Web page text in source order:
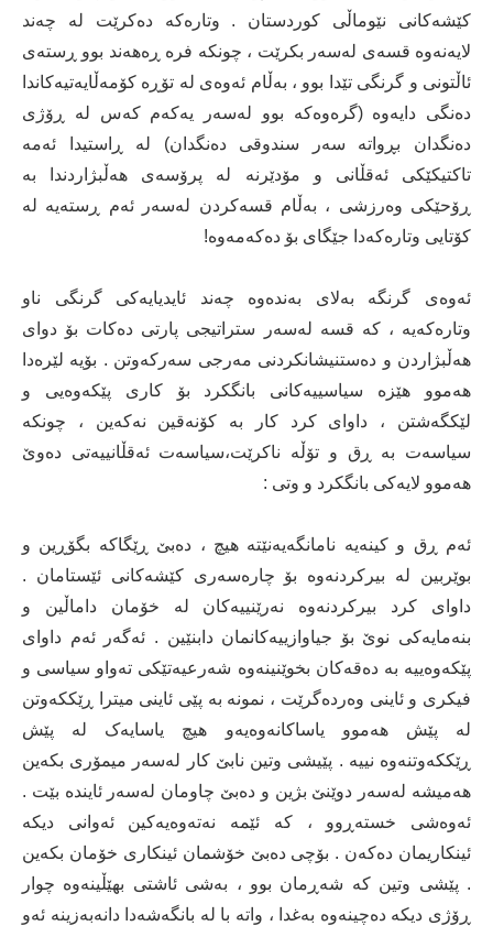
کێشەکانی نێوماڵی کوردستان . وتارەکە دەکرێت لە چەند
لایەنەوە قسەی لەسەر بکرێت ، چونکە فرە ڕەهەند بوو ڕستەی
ئاڵتونی و گرنگی تێدا بوو ، بەڵام ئەوەی لە تۆڕە کۆمەڵایەتیەکاندا
دەنگی دایەوە (گرەوەکە بوو لەسەر یەکەم کەس لە ڕۆژی
دەنگدان بڕواتە سەر سندوقی دەنگدان) لە ڕاستیدا ئەمە
تاکتیکێکی ئەقڵانی و مۆدێرنە لە پرۆسەی هەڵبژاردندا بە
ڕۆحێکی وەرزشی ، بەڵام قسەکردن لەسەر ئەم ڕستەیە لە
کۆتایی وتارەکەدا جێگای بۆ دەکەمەوە!
ئەوەی گرنگە بەلای بەندەوە چەند ئایدیایەکی گرنگی ناو
وتارەکەیە ، کە قسە لەسەر ستراتیجی پارتی دەکات بۆ دوای
هەڵبژاردن و دەستنیشانکردنی مەرجی سەرکەوتن . بۆیە لێرەدا
هەموو هێزە سیاسییەکانی بانگکرد بۆ کاری پێکەوەیی و
لێکگەشتن ، داوای کرد کار بە کۆنەقین نەکەین ، چونکە
سیاسەت بە ڕق و تۆڵە ناکرێت،سیاسەت ئەقڵانییەتی دەوێ
هەموو لایەکی بانگکرد و وتی :
ئەم ڕق و کینەیە نامانگەیەنێتە هیچ ، دەبێ ڕێگاکە بگۆڕین و
بوێربین لە بیرکردنەوە بۆ چارەسەری کێشەکانی ئێستامان .
داوای کرد بیرکردنەوە نەرێنییەکان لە خۆمان داماڵین و
بنەمایەکی نوێ بۆ جیاوازییەکانمان دابنێین . ئەگەر ئەم داوای
پێکەوەییە بە دەقەکان بخوێنینەوە شەرعیەتێکی تەواو سیاسی و
فیکری و ئاینی وەردەگرێت ، نمونە بە پێی ئاینی میترا ڕێککەوتن
لە پێش هەموو یاساکانەوەیەو هیچ یاسایەک لە پێش
ڕێککەوتنەوە نییە . پێیشی وتین نابێ کار لەسەر میمۆری بکەین
هەمیشە لەسەر دوێنێ بژین و دەبێ چاومان لەسەر ئایندە بێت .
ئەوەشی خستەڕوو ، کە ئێمە نەتەوەیەکین ئەوانی دیکە
ئینکاریمان دەکەن . بۆچی دەبێ خۆشمان ئینکاری خۆمان بکەین
. پێشی وتین کە شەڕمان بوو ، بەشی ئاشتی بهێڵینەوە چوار
ڕۆژی دیکە دەچینەوە بەغدا ، واتە با لە بانگەشەدا دانەبەزینە ئەو